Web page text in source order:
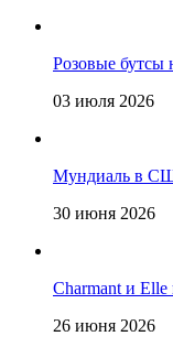
Розовые бутсы
03 июля 2026
Мундиаль в
30 июня 2026
Charmant и
26 июня 2026